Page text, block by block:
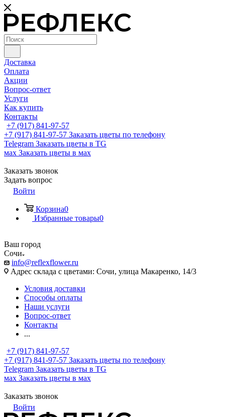
Доставка
Оплата
Акции
Вопрос-ответ
Услуги
Как купить
Контакты
+7 (917) 841-97-57
+7 (917) 841-97-57 Заказать цветы по телефону
Telegram Заказать цветы в TG
мах Заказать цветы в мах
Заказать звонок
Задать вопрос
Войти
Корзина0
Избранные товары0
Ваш город
Сочи
info@reflexflower.ru
Адрес склада с цветами: Сочи, улица Макаренко, 14/3
Условия доставки
Способы оплаты
Наши услуги
Вопрос-ответ
Контакты
...
+7 (917) 841-97-57
+7 (917) 841-97-57 Заказать цветы по телефону
Telegram Заказать цветы в TG
мах Заказать цветы в мах
Заказать звонок
Войти